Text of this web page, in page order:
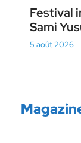
Festival
Sami
5 août 2026